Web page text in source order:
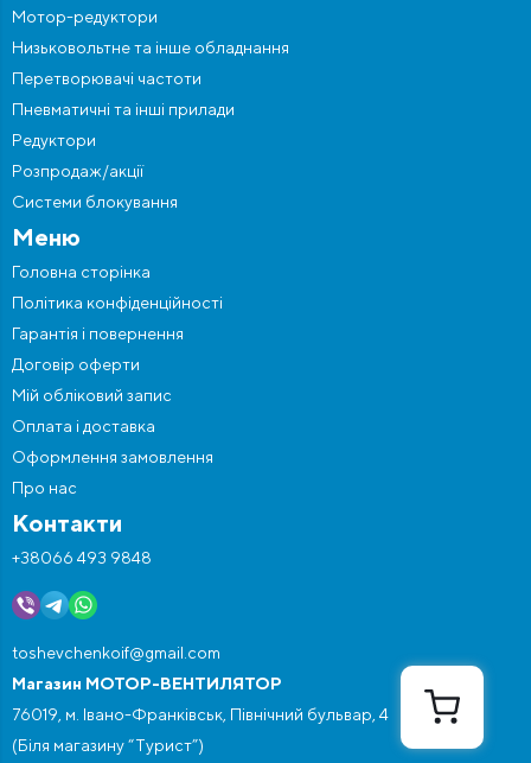
Мотор-редуктори
Низьковольтне та інше обладнання
Перетворювачі частоти
Пневматичні та інші прилади
Редуктори
Розпродаж/акції
Системи блокування
Меню
Головна сторінка
Політика конфіденційності
Гарантія і повернення
Договір оферти
Мій обліковий запис
Оплата і доставка
Оформлення замовлення
Про нас
Контакти
+38066 493 9848
toshevchenkoif@gmail.com
Магазин МОТОР-ВЕНТИЛЯТОР
76019, м. Івано-Франківськ, Північний бульвар, 4
(Біля магазину “Турист”)